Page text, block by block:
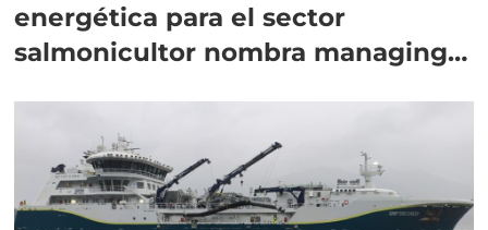
energética para el sector
salmonicultor nombra managing